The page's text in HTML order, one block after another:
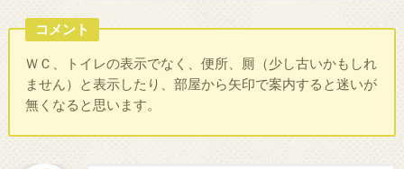
コメント
ＷＣ、トイレの表示でなく、便所、厠（少し古いかもしれ
ません）と表示したり、部屋から矢印で案内すると迷いが
無くなると思います。